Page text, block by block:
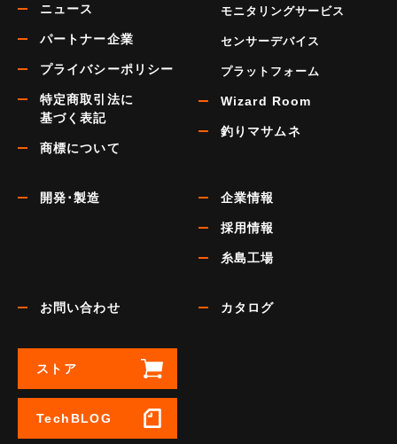
ニュース
パートナー企業
プライバシーポリシー
特定商取引法に
基づく表記
商標について
モニタリングサービス
センサーデバイス
プラットフォーム
Wizard Room
釣りマサムネ
開発･製造 企業情報
採用情報
糸島工場
お問い合わせ カタログ
ストア
TechBLOG